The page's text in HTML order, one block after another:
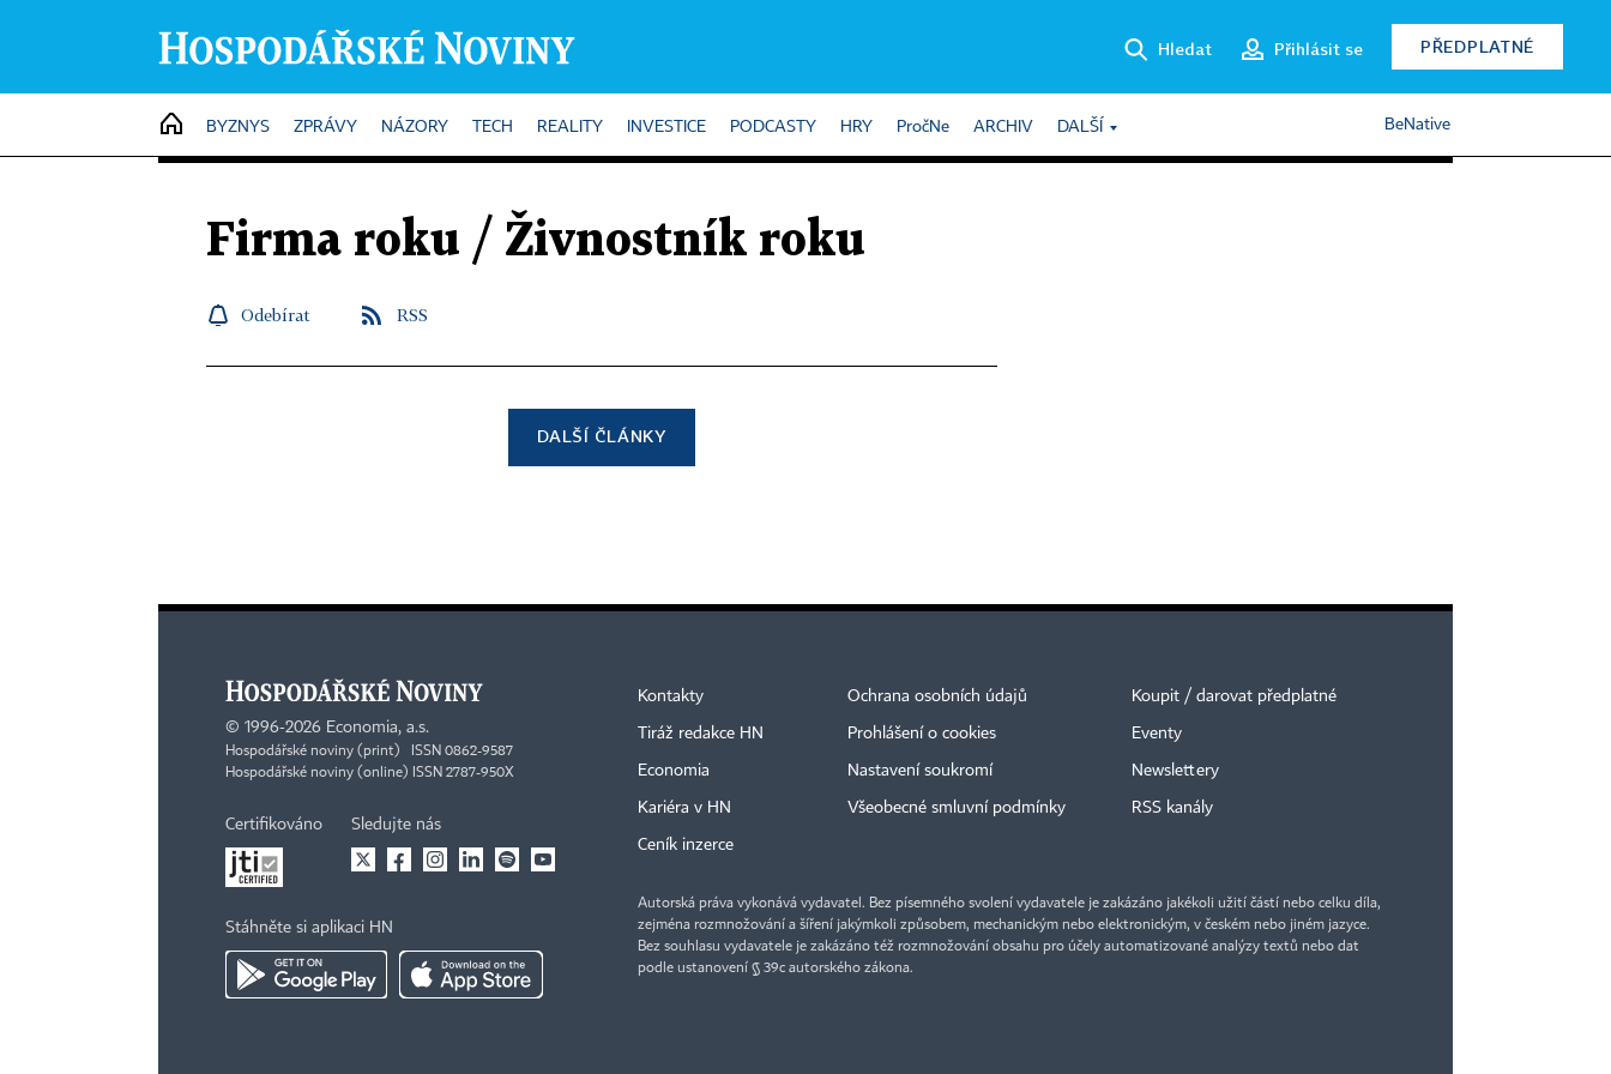
Hledat Přihlásit se PŘEDPLATNÉ
HOME
BYZNYS ZPRÁVY NÁZORY TECH REALITY INVESTICE PODCASTY HRY PročNe ARCHIV DALŠÍ BeNative
Firma roku / Živnostník roku
Odebírat RSS
DALŠÍ ČLÁNKY
© 1996-2026 Economia, a.s.
Hospodářské noviny (print) ISSN 0862-9587
Hospodářské noviny (online) ISSN 2787-950X
Certifikováno Sledujte nás
Stáhněte si aplikaci HN
Kontakty
Tiráž redakce HN
Economia
Kariéra v HN
Ceník inzerce
Ochrana osobních údajů
Prohlášení o cookies
Nastavení soukromí
Všeobecné smluvní podmínky
Koupit / darovat předplatné
Eventy
Newslettery
RSS kanály
Autorská práva vykonává vydavatel. Bez písemného svolení vydavatele je zakázáno jakékoli užití částí nebo celku díla,
zejména rozmnožování a šíření jakýmkoli způsobem, mechanickým nebo elektronickým, v českém nebo jiném jazyce.
Bez souhlasu vydavatele je zakázáno též rozmnožování obsahu pro účely automatizované analýzy textů nebo dat
podle ustanovení § 39c autorského zákona.